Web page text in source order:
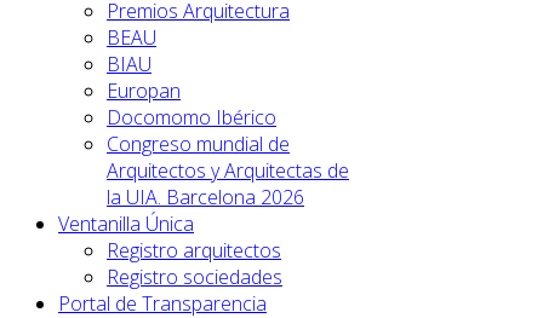
Premios Arquitectura
BEAU
BIAU
Europan
Docomomo Ibérico
Congreso mundial de
Arquitectos y Arquitectas de
la UIA. Barcelona 2026
Ventanilla Única
Registro arquitectos
Registro sociedades
Portal de Transparencia